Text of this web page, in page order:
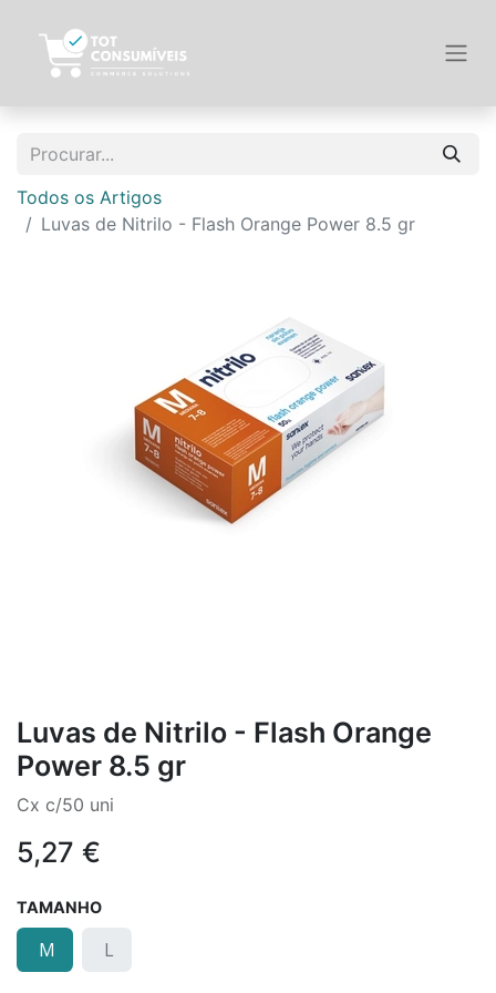
Todos os Artigos
Luvas de Nitrilo - Flash Orange Power 8.5 gr
Luvas de Nitrilo - Flash Orange
Power 8.5 gr
Cx c/50 uni
5,27 €
TAMANHO
M L